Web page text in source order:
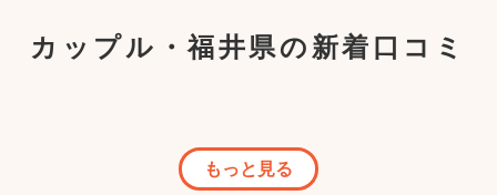
カップル・福井県の新着口コミ
もっと見る